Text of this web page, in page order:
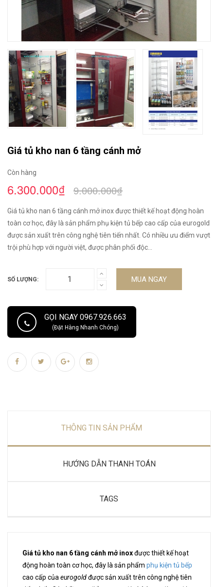
Giá tủ kho nan 6 tầng cánh mở
Còn hàng
6.300.000₫ 9.000.000₫
Giá tủ kho nan 6 tầng cánh mở inox được thiết kế hoạt động hoàn
toàn cơ học, đây là sản phẩm phụ kiện tủ bếp cao cấp của eurogold
được sản xuất trên công nghệ tiên tiến nhất. Có nhiều ưu điểm vượt
trội phù hợp với người việt, được phân phối độc...
SỐ LƯỢNG: MUA NGAY
GỌI NGAY 0967.926.663
(Đặt Hàng Nhanh Chóng)
THÔNG TIN SẢN PHẨM
HƯỚNG DẪN THANH TOÁN
TAGS
Giá tủ kho nan 6 tầng cánh mở inoxđược thiết kế hoạt
động hoàn toàn cơ học, đây là sản phẩm phụ kiện tủ bếp
cao cấp của eurogoldđược sản xuất trên công nghệ tiên